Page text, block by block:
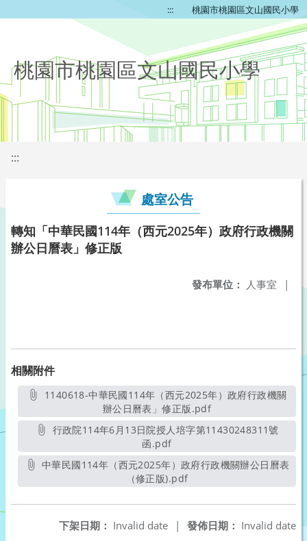
::: 桃園市桃園區文山國民小學
桃園市桃園區文山國民小學
:::
處室公告
轉知「中華民國114年（西元2025年）政府行政機關
辦公日曆表」修正版
發布單位： 人事室 |
相關附件
辦公日曆表」修正版.pdf另開新視窗
函.pdf另開新視窗
（修正版).pdf另開新視窗
發佈日期： Invalid date
下架日期： Invalid date
|